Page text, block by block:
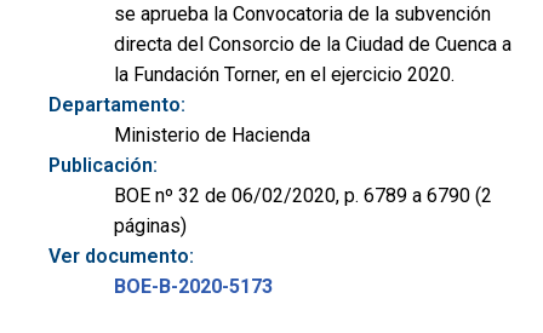
se aprueba la Convocatoria de la subvención
directa del Consorcio de la Ciudad de Cuenca a
la Fundación Torner, en el ejercicio 2020.
Departamento:
Ministerio de Hacienda
Publicación:
BOE nº 32 de 06/02/2020, p. 6789 a 6790 (2
páginas)
Ver documento:
BOE-B-2020-5173